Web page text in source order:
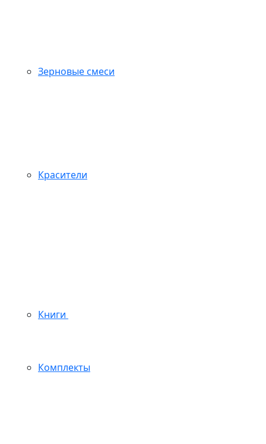
Зерновые смеси
Красители
Книги
Комплекты